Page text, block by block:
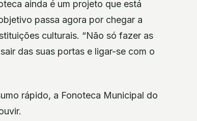
ainda é um projeto que está
passa agora por chegar a
culturais. “Não só fazer as
das suas portas e ligar-se com o
rápido, a Fonoteca Municipal do